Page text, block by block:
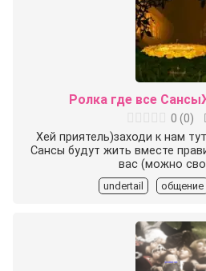
Ролка где все
0 (0)
Хей приятель)заходи к нам
Сансы будут жить вместе
вас (можно
undertail общение